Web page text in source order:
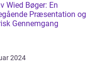
Wied Bøger: En
Præsentation og
Gennemgang
2024